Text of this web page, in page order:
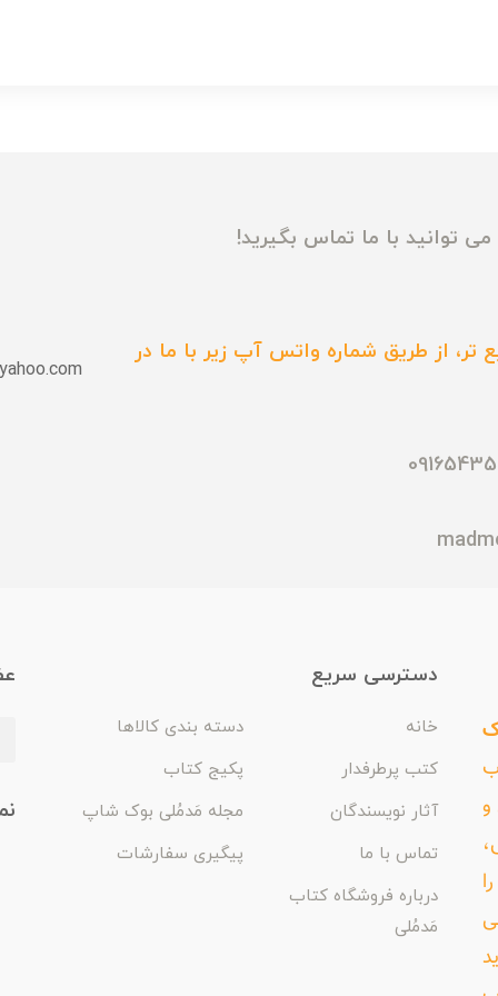
توانید با ما تماس بگیرید!
تر، از طریق شماره واتس آپ زیر با ما در
و
دسترسی سریع
خانه
دسته بندی کالاها
کتب پرطرفدار
پکیج کتاب
آثار نویسندگان
مجله مَدمُلی بوک شاپ
تماس با ما
پیگیری سفارشات
درباره فروشگاه کتاب
مَدمُلی